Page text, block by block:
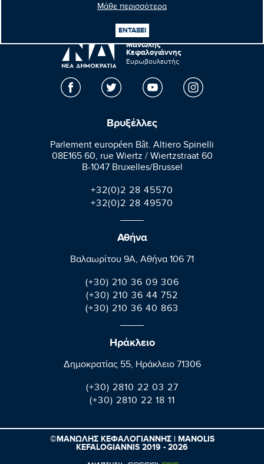
Μάθε περισσότερα
ΕΝΤΑΞΕΙ
Μανώλης
Κεφαλογιάννης
Ευρωβουλευτής
Βρυξέλλες
Parlement européen Bât. Altiero Spinelli
08E165 60, rue Wiertz / Wiertzstraat 60
B-1047 Bruxelles/Brussel
+32(0)2 28 45570
+32(0)2 28 49570
Αθήνα
Βαλαωρίτου 9A, Aθήνα 106 71
(+30) 210 36 09 306
(+30) 210 36 44 752
(+30) 210 36 40 863
Ηράκλειο
Δημοκρατίας 55, Ηράκλειο 71306
(+30) 2810 22 03 27
(+30) 2810 22 18 11
©ΜΑΝΩΛΗΣ ΚΕΦΑΛΟΓΙΑΝΝΗΣ | MANOLIS
KEFALOGIANNIS 2019 - 2026